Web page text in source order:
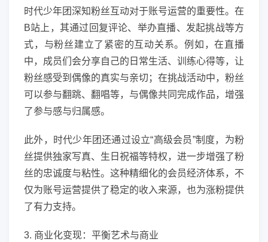
时代少年团深知粉丝互动对于账号运营的重要性。在
B站上，其通过回复评论、举办直播、发起挑战等方
式，与粉丝建立了紧密的互动关系。例如，在直播
中，成员们会分享自己的日常生活、训练心得等，让
粉丝感受到偶像的真实与亲切；在挑战活动中，粉丝
可以参与翻跳、翻唱等，与偶像共同完成作品，增强
了参与感与归属感。
此外，时代少年团还通过设立“高级会员”制度，为粉
丝提供独家写真、生日祝福等特权，进一步增强了粉
丝的忠诚度与粘性。这种精细化的会员经济体系，不
仅为账号运营提供了稳定的收入来源，也为涨粉提供
了有力支持。
3. 商业化变现：平衡艺术与商业